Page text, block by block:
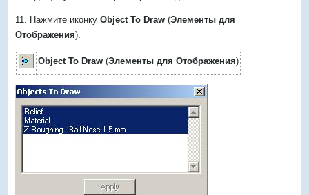
11. Нажмите иконкуObject To Draw (Элементы для
Отображения).
Object To Draw (Элементы для Отображения)